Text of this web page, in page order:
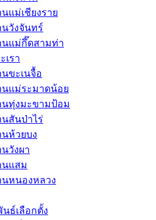
แม่เชียงราย
วังจันทร์
นแม่กึ๊ดสามท่า
เรา
ขะเนจื้อ
นแม่ระมาดน้อย
นทุ่งมะขามป้อม
สันป่าไร่
ห้วยบง
วังผา
นแสม
นหนองหลวง
ธ์เลือกตั้ง